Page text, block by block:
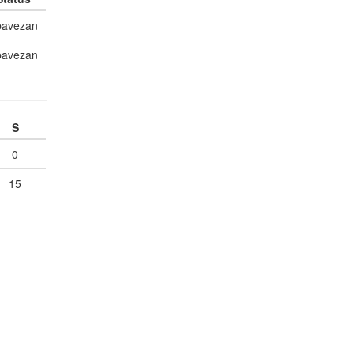
S
0
15